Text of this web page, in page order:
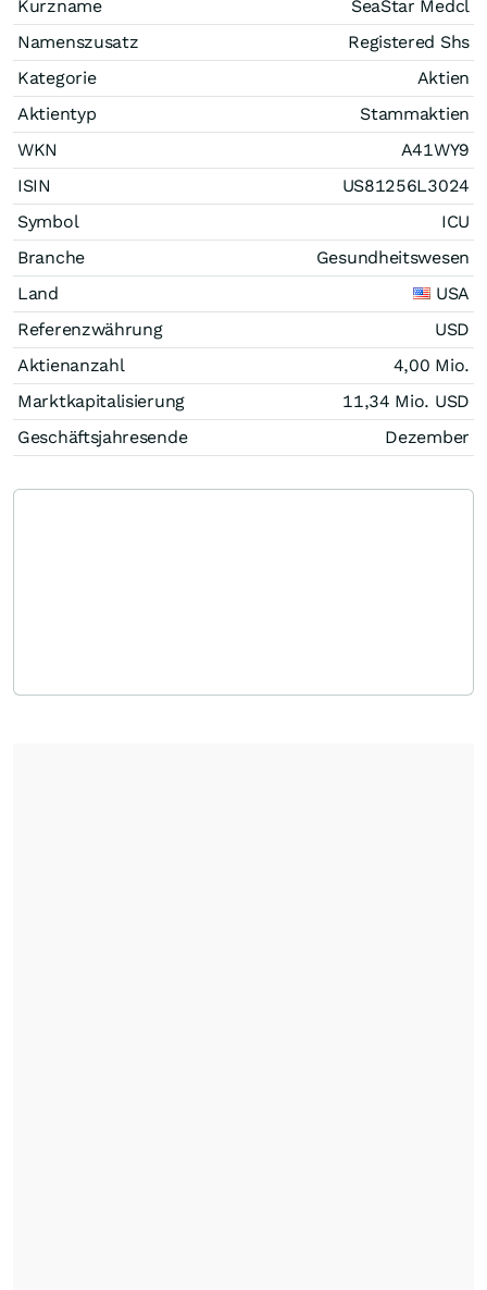
Kurzname
SeaStar Medcl
Namenszusatz
Registered Shs
Kategorie
Aktien
Aktientyp
Stammaktien
WKN
A41WY9
ISIN
US81256L3024
Symbol
ICU
Branche
Gesundheitswesen
Land
USA
Referenzwährung
USD
Aktienanzahl
4,00 Mio.
Marktkapitalisierung
11,34 Mio. USD
Geschäftsjahresende
Dezember